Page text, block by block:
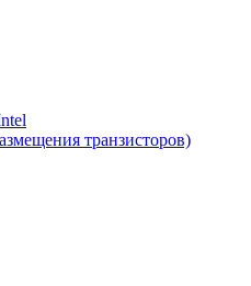
транзисторов)